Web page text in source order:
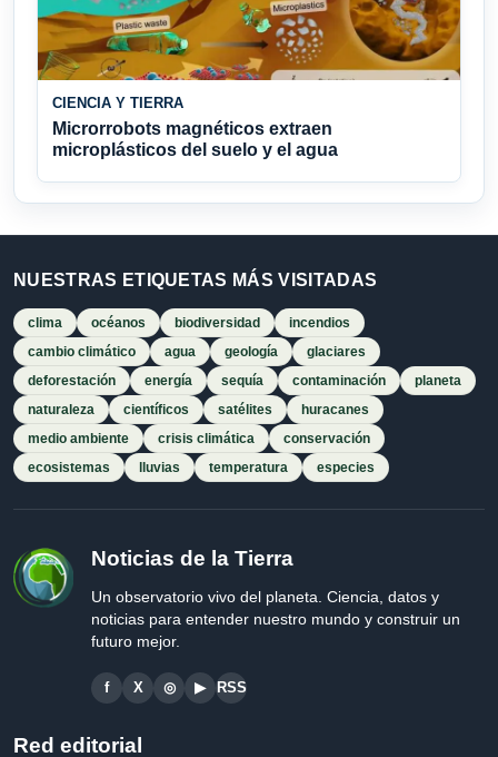
CIENCIA Y TIERRA
Microrrobots magnéticos extraen
microplásticos del suelo y el agua
NUESTRAS ETIQUETAS MÁS VISITADAS
clima océanos biodiversidad
incendios
cambio climático
agua geología
glaciares
deforestación
energía sequía contaminación
planeta
naturaleza
científicos satélites
huracanes
medio ambiente
crisis climática
conservación
ecosistemas
lluvias temperatura especies
Noticias de la Tierra
Un observatorio vivo del planeta. Ciencia, datos y
noticias para entender nuestro mundo y construir un
futuro mejor.
f X ◎ ▶ RSS
Red editorial